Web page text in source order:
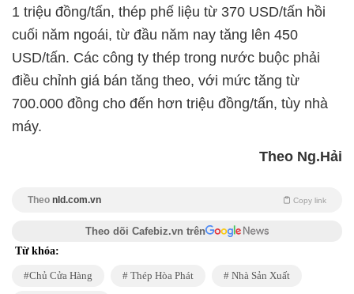
1 triệu đồng/tấn, thép phế liệu từ 370 USD/tấn hồi
cuối năm ngoái, từ đầu năm nay tăng lên 450
USD/tấn. Các công ty thép trong nước buộc phải
điều chỉnh giá bán tăng theo, với mức tăng từ
700.000 đồng cho đến hơn triệu đồng/tấn, tùy nhà
máy.
Theo Ng.Hải
Theo nld.com.vn Copy link
Theo dõi Cafebiz.vn trên
Từ khóa:
Chủ Cửa Hàng Thép Hòa Phát Nhà Sản Xuất